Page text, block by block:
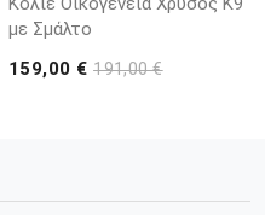
με Σμάλτο
159,00 €191,00 €